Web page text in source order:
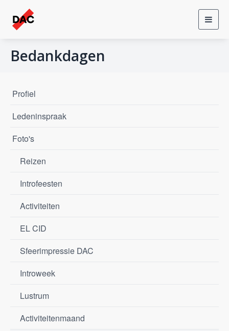
Bedankdagen
Profiel
Ledeninspraak
Foto's
Reizen
Introfeesten
Activiteiten
EL CID
Sfeerimpressie DAC
Introweek
Lustrum
Activiteitenmaand